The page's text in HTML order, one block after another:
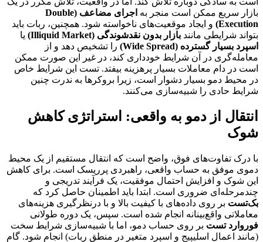
بازار سریع ممکن است منجر به
اجرای مضاعف (Double
Execution) و ایجاد موقعیت‌های ناخواسته شود. همچنین، ربات باید
بتواند شرایطی مانند بازار بدون نقدشوندگی (Illiquid Market)
یا
اسپرد بسیار گسترده (Wide Spread)
را تشخیص دهد و از
معامله‌گری در آن شرایط خودداری کند، در غیر این صورت ممکن
است در دام معاملات بسیار پرهزینه بیفتد. تست این شرایط خاص
در محیط دمو بسیار دشوار است، زیرا بروکرها به ندرت چنین
شرایط حادی را شبیه‌سازی می‌کنند.
انتقال از دمو به واقعی: استراتژی کاهش
شوک
با درک تفاوت‌های فوق، واضح است که انتقال مستقیم از یک محیط
دموی موفق به حساب واقعی، راهبردی پرریسک است. برای کاهش
این شوک و افزایش احتمال موفقیت، یک فرآیند تدریجی و
چندمرحله‌ای ضروری است. ابتدا باید اطمینان حاصل کرد که
بک‌تست بر روی داده‌های با کیفیت بالا و با درنظرگیری هزینه‌های
معاملاتی واقع‌بینانه انجام شده است. سپس، یک دوره طولانی
فوروارد تست بر روی حساب دمو، اما با شبیه‌سازی شرایط سخت
(مانند اعمال اسلیپیج و اسپرد متغیر در منطق ربات) انجام شود. گام